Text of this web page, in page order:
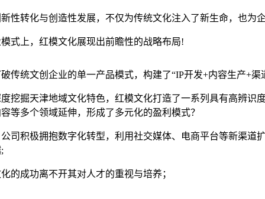
性转化与创造性发展，不仅为传统文化注入了新生命，也为
式上，红模文化展现出前瞻性的战略布局!
传统文创企业的单一产品模式，构建了“IP开发+内容生产+渠
挖掘天津地域文化特色，红模文化打造了一系列具有高辨识
等多个领域延伸，形成了多元化的盈利模式？
公司积极拥抱数字化转型，利用社交媒体、电商平台等新渠道
的成功离不开其对人才的重视与培养；